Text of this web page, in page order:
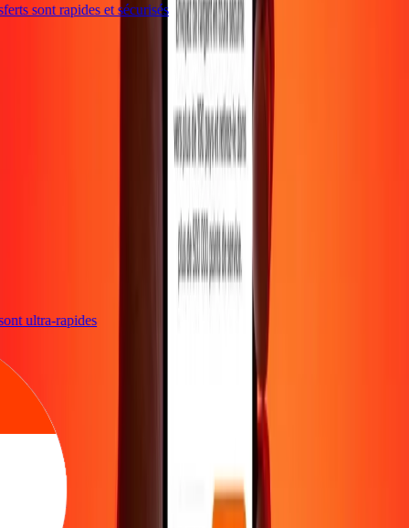
sont rapides et sécurisés
ultra-rapides